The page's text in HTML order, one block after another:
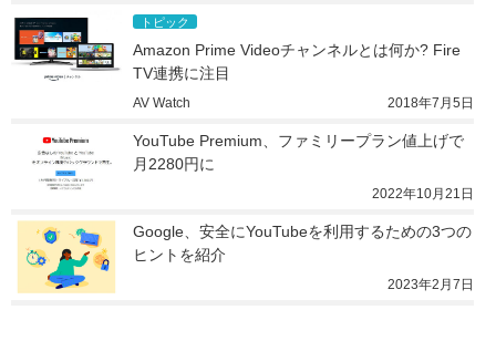
トピック
Amazon Prime Videoチャンネルとは何か? Fire
TV連携に注目
AV Watch 2018年7月5日
YouTube Premium、ファミリープラン値上げで
月2280円に
2022年10月21日
Google、安全にYouTubeを利用するための3つの
ヒントを紹介
2023年2月7日